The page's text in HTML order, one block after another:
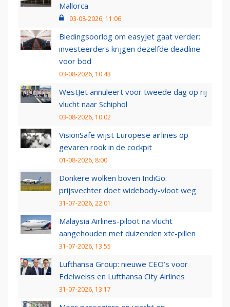
Mallorca
03-08-2026, 11:06
Biedingsoorlog om easyJet gaat verder:
investeerders krijgen dezelfde deadline
voor bod
03-08-2026, 10:43
WestJet annuleert voor tweede dag op rij
vlucht naar Schiphol
03-08-2026, 10:02
VisionSafe wijst Europese airlines op
gevaren rook in de cockpit
01-08-2026, 8:00
Donkere wolken boven IndiGo:
prijsvechter doet widebody-vloot weg
31-07-2026, 22:01
Malaysia Airlines-piloot na vlucht
aangehouden met duizenden xtc-pillen
31-07-2026, 13:55
Lufthansa Group: nieuwe CEO’s voor
Edelweiss en Lufthansa City Airlines
31-07-2026, 13:17